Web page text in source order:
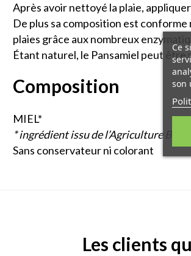
Après avoir nettoyé la plaie,
De plus sa composition est
plaies grâce aux nombreux
Étant naturel, le Pansamiel peut
Composition
MIEL*
* ingrédient issu de l’Agriculture
Sans conservateur ni colorant
Les clients
Ce
son